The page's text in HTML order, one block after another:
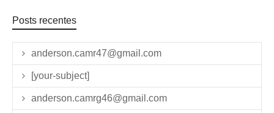
Posts recentes
anderson.camr47@gmail.com
[your-subject]
anderson.camrg46@gmail.com